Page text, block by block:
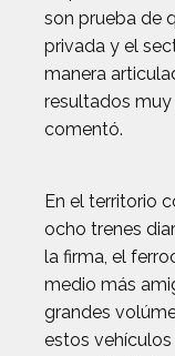
son prueba de
privada y el
manera
resultados muy
comentó.
En el territorio
ocho trenes
la firma, el
medio más
grandes
estos